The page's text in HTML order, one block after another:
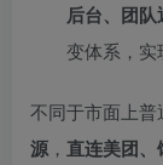
后台、团队
变体系，实
不同于市面上
源 ， 直连美团、